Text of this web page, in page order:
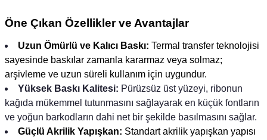
Öne Çıkan Özellikler ve Avantajlar
Uzun Ömürlü ve Kalıcı Baskı: Termal transfer teknolojisi
sayesinde baskılar zamanla kararmaz veya solmaz;
arşivleme ve uzun süreli kullanım için uygundur.
Yüksek Baskı Kalitesi: Pürüzsüz üst yüzeyi, ribonun
kağıda mükemmel tutunmasını sağlayarak en küçük fontların
ve yoğun barkodların dahi net bir şekilde basılmasını sağlar.
Güçlü Akrilik Yapışkan: Standart akrilik yapışkan yapısı